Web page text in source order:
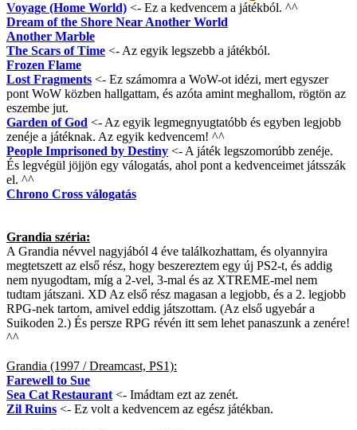
Voyage (Home World) <- Ez a kedvencem a játékból. ^^
Dream of the Shore Near Another World
Another Marble
The Scars of Time <- Az egyik legszebb a játékból.
Frozen Flame
Lost Fragments <- Ez számomra a WoW-ot idézi, mert egyszer
pont WoW közben hallgattam, és azóta amint meghallom, rögtön az
eszembe jut.
Garden of God <- Az egyik legmegnyugtatóbb és egyben legjobb
zenéje a játéknak. Az egyik kedvencem! ^^
People Imprisoned by Destiny <- A játék legszomorúbb zenéje.
És legvégül jöjjön egy válogatás, ahol pont a kedvenceimet játsszák
el. ^^
Chrono Cross válogatás
Grandia széria:
A Grandia névvel nagyjából 4 éve találkozhattam, és olyannyira
megtetszett az első rész, hogy beszereztem egy új PS2-t, és addig
nem nyugodtam, míg a 2-vel, 3-mal és az XTREME-mel nem
tudtam játszani. XD Az első rész magasan a legjobb, és a 2. legjobb
RPG-nek tartom, amivel eddig játszottam. (Az első ugyebár a
Suikoden 2.) És persze RPG révén itt sem lehet panaszunk a zenére!
^^
Grandia (1997 / Dreamcast, PS1):
Farewell to Sue
Sea Cat Restaurant <- Imádtam ezt az zenét.
Zil Ruins <- Ez volt a kedvencem az egész játékban.